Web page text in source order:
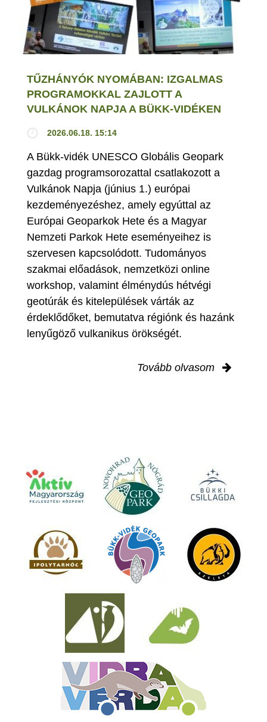
TŰZHÁNYÓK NYOMÁBAN: IZGALMAS
PROGRAMOKKAL ZAJLOTT A
VULKÁNOK NAPJA A BÜKK-VIDÉKEN
2026.06.18. 15:14
A Bükk-vidék UNESCO Globális Geopark
gazdag programsorozattal csatlakozott a
Vulkánok Napja (június 1.) európai
kezdeményezéshez, amely egyúttal az
Európai Geoparkok Hete és a Magyar
Nemzeti Parkok Hete eseményeihez is
szervesen kapcsolódott. Tudományos
szakmai előadások, nemzetközi online
workshop, valamint élménydús hétvégi
geotúrák és kitelepülések várták az
érdeklődőket, bemutatva régiónk és hazánk
lenyűgöző vulkanikus örökségét.
Tovább olvasom